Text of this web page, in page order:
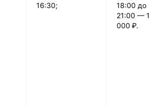
16:30;
18:00 до
21:00 — 1
000 ₽.